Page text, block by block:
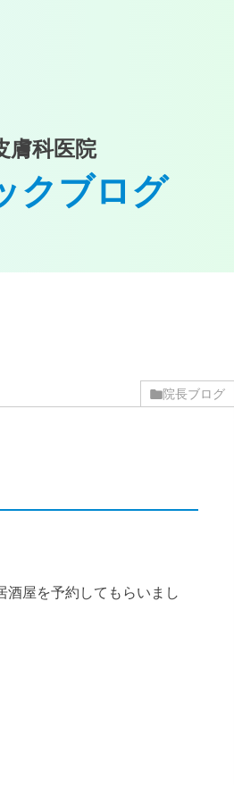
膚科医院
クブログ
院長ブログ
酒屋を予約してもらいまし